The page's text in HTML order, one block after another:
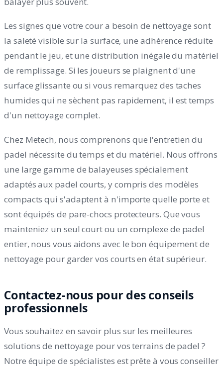
Les signes que votre cour a besoin de nettoyage sont
la saleté visible sur la surface, une adhérence réduite
pendant le jeu, et une distribution inégale du matériel
de remplissage. Si les joueurs se plaignent d'une
surface glissante ou si vous remarquez des taches
humides qui ne sèchent pas rapidement, il est temps
d'un nettoyage complet.
Chez Metech, nous comprenons que l'entretien du
padel nécessite du temps et du matériel. Nous offrons
une large gamme de balayeuses spécialement
adaptés aux padel courts, y compris des modèles
compacts qui s'adaptent à n'importe quelle porte et
sont équipés de pare-chocs protecteurs. Que vous
mainteniez un seul court ou un complexe de padel
entier, nous vous aidons avec le bon équipement de
nettoyage pour garder vos courts en état supérieur.
Contactez-nous pour des conseils
professionnels
Vous souhaitez en savoir plus sur les meilleures
solutions de nettoyage pour vos terrains de padel ?
Notre équipe de spécialistes est prête à vous conseiller